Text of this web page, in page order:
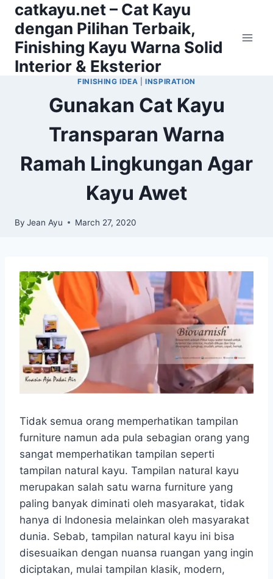
Skip
content
catkayu.net – Cat Kayu
dengan Pilihan Terbaik,
Finishing Kayu Warna Solid
Interior & Eksterior
FINISHING IDEA |INSPIRATION
Gunakan Cat Kayu
Transparan Warna
Ramah Lingkungan Agar
Kayu Awet
By Jean Ayu March 27, 2020
Tidak semua orang memperhatikan tampilan
furniture namun ada pula sebagian orang yang
sangat memperhatikan tampilan seperti
tampilan natural kayu. Tampilan natural kayu
merupakan salah satu warna furniture yang
paling banyak diminati oleh masyarakat, tidak
hanya di Indonesia melainkan oleh masyarakat
dunia. Sebab, tampilan natural kayu ini bisa
disesuaikan dengan nuansa ruangan yang ingin
diciptakan, mulai tampilan klasik, modern,